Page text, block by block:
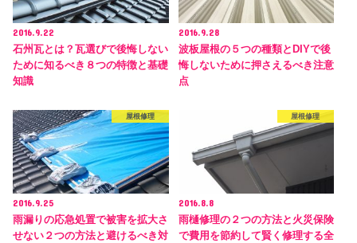
2016.9.22
石州瓦とは？瓦選びで後悔しない
ために知るべき８つの特徴と基礎
知識
2016.9.28
波板屋根の５つの種類とDIYで後
悔しないために押さえるべき注意
点
屋根修理
2016.9.25
雨漏りの応急処置で被害を拡大さ
せない２つの方法と避けるべき対
屋根修理
2016.8.8
雨樋修理の２つの方法と火災保険
で費用を節約して賢く修理する全